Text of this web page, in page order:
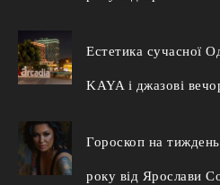
Естетика сучасної
KAYA і джазові
Гороскоп на
року від Ярослави